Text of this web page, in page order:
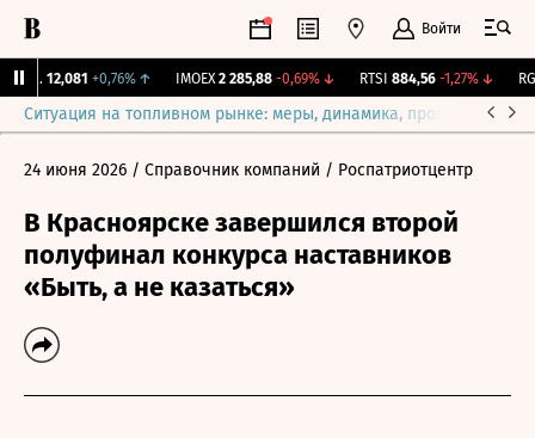
Войти
12,081 +0,76%↑ IMOEX 2 285,88 -0,69%↓ RTSI 884,56 -1,27%↓
Ситуация на топливном рынке: меры, динамика, прогнозы
24 июня 2026 / Справочник компаний / Роспатриотцентр
В Красноярске завершился второй
полуфинал конкурса наставников
«Быть, а не казаться»